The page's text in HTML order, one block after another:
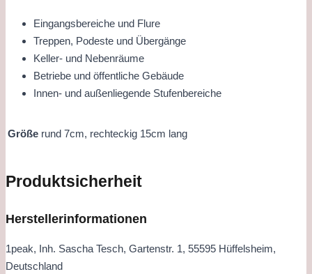
Eingangsbereiche und Flure
Treppen, Podeste und Übergänge
Keller- und Nebenräume
Betriebe und öffentliche Gebäude
Innen- und außenliegende Stufenbereiche
Größe rund 7cm, rechteckig 15cm lang
Produktsicherheit
Herstellerinformationen
1peak, Inh. Sascha Tesch, Gartenstr. 1, 55595 Hüffelsheim,
Deutschland